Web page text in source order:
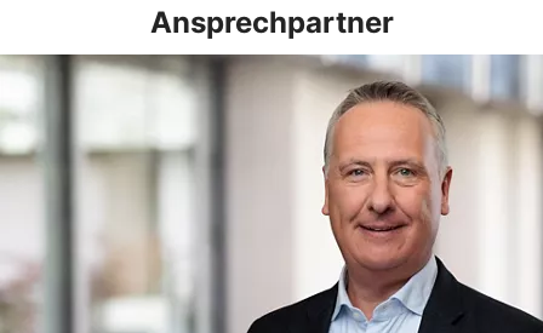
Ansprechpartner